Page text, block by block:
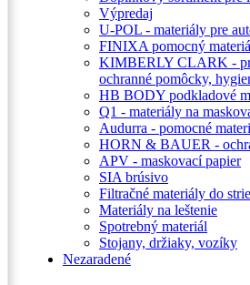
Výpredaj
U-POL - materiály pre
FINIXA pomocný
KIMBERLY CLARK -
ochranné pomôcky,
HB BODY podkladové
Q1 - materiály na
Audurra - pomocné
HORN & BAUER -
APV - maskovací papier
SIA brúsivo
Filtračné materiály do
Materiály na leštenie
Spotrebný materiál
Stojany, držiaky, vozíky
Nezaradené